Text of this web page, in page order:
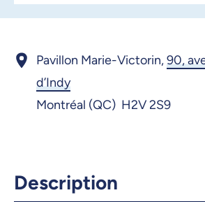
Pavillon Marie-Victorin,90,
d’Indy
Montréal (QC) H2V 2S9
Description